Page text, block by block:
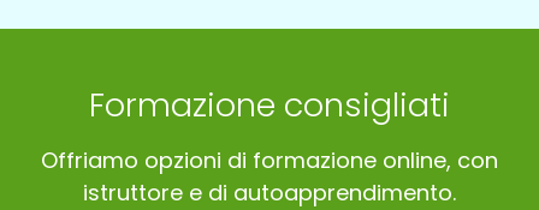
Formazione consigliati
Offriamo opzioni di formazione online, con
istruttore e di autoapprendimento.